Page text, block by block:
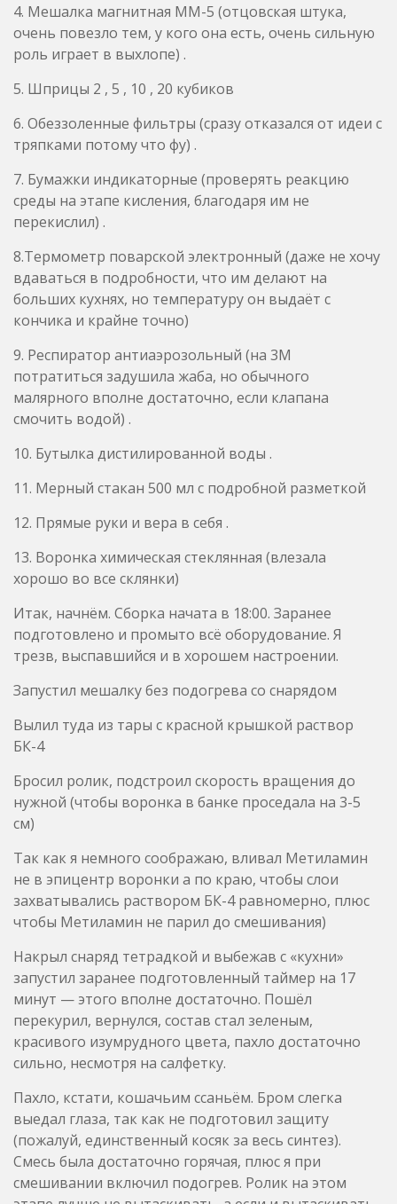
4. Мешалка магнитная ММ-5 (отцовская штука,
очень повезло тем, у кого она есть, очень сильную
роль играет в выхлопе) .
5. Шприцы 2 , 5 , 10 , 20 кубиков
6. Обеззоленные фильтры (сразу отказался от идеи с
тряпками потому что фу) .
7. Бумажки индикаторные (проверять реакцию
среды на этапе кисления, благодаря им не
перекислил) .
8.Термометр поварской электронный (даже не хочу
вдаваться в подробности, что им делают на
больших кухнях, но температуру он выдаёт с
кончика и крайне точно)
9. Респиратор антиаэрозольный (на 3M
потратиться задушила жаба, но обычного
малярного вполне достаточно, если клапана
смочить водой) .
10. Бутылка дистилированной воды .
11. Мерный стакан 500 мл с подробной разметкой
12. Прямые руки и вера в себя .
13. Воронка химическая стеклянная (влезала
хорошо во все склянки)
Итак, начнём. Сборка начата в 18:00. Заранее
подготовлено и промыто всё оборудование. Я
трезв, выспавшийся и в хорошем настроении.
Запустил мешалку без подогрева со снарядом
Вылил туда из тары с красной крышкой раствор
БК-4
Бросил ролик, подстроил скорость вращения до
нужной (чтобы воронка в банке проседала на 3-5
см)
Так как я немного соображаю, вливал Метиламин
не в эпицентр воронки а по краю, чтобы слои
захватывались раствором БК-4 равномерно, плюс
чтобы Метиламин не парил до смешивания)
Накрыл снаряд тетрадкой и выбежав с «кухни»
запустил заранее подготовленный таймер на 17
минут — этого вполне достаточно. Пошёл
перекурил, вернулся, состав стал зеленым,
красивого изумрудного цвета, пахло достаточно
сильно, несмотря на салфетку.
Пахло, кстати, кошачьим ссаньём. Бром слегка
выедал глаза, так как не подготовил защиту
(пожалуй, единственный косяк за весь синтез).
Смесь была достаточно горячая, плюс я при
смешивании включил подогрев. Ролик на этом